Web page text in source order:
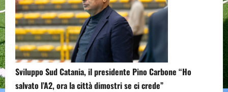
Sviluppo Sud Catania, il presidente Pino Carbone “Ho
salvato l’A2, ora la città dimostri se ci crede”